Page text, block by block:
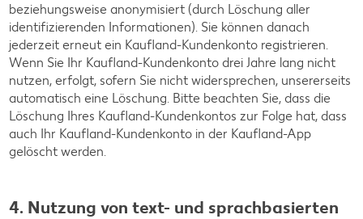
beziehungsweise anonymisiert (durch Löschung aller
identifizierenden Informationen). Sie können danach
jederzeit erneut ein Kaufland-Kundenkonto registrieren.
Wenn Sie Ihr Kaufland-Kundenkonto drei Jahre lang nicht
nutzen, erfolgt, sofern Sie nicht widersprechen, unsererseits
automatisch eine Löschung. Bitte beachten Sie, dass die
Löschung Ihres Kaufland-Kundenkontos zur Folge hat, dass
auch Ihr Kaufland-Kundenkonto in der Kaufland-App
gelöscht werden.
4. Nutzung von text- und sprachbasierten